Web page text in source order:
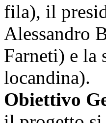
fila), il
Alessandro
Farneti) e la
locandina).
Obiettivo